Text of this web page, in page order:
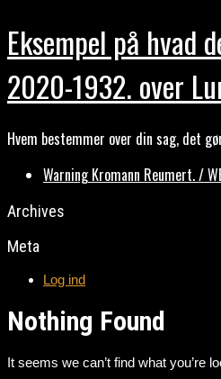
Eksempel på
2020-1932. over
Hvem bestemmer over din sag, det
Warning Kromann Reumert. /
Archives
Meta
Log ind
Nothing Found
It seems we can’t find what you’re